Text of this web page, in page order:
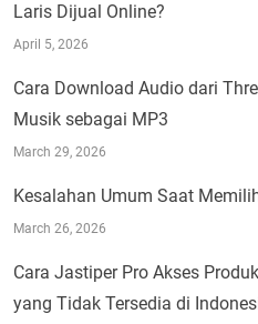
Laris Dijual Online?
April 5, 2026
Cara Download Audio dari
Musik sebagai MP3
March 29, 2026
Kesalahan Umum Saat
March 26, 2026
Cara Jastiper Pro Akses
yang Tidak Tersedia di